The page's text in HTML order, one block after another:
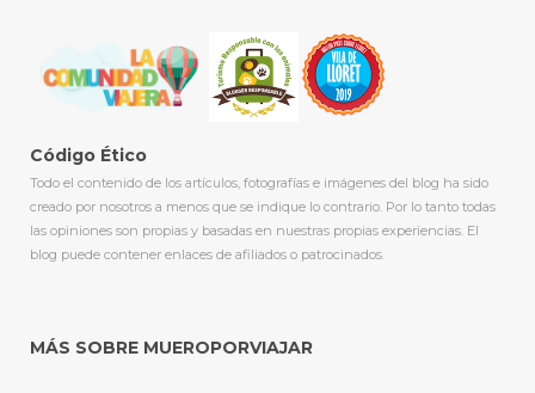
Código Ético
Todo el contenido de los artículos, fotografías e imágenes del blog ha sido
creado por nosotros a menos que se indique lo contrario. Por lo tanto todas
las opiniones son propias y basadas en nuestras propias experiencias. El
blog puede contener enlaces de afiliados o patrocinados.
MÁS SOBRE MUEROPORVIAJAR